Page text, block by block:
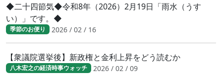
◆二十四節気◆令和8年（2026）2月19日「雨水（うす
い）」です。◆
季節のお便り 2026 / 02 / 16
【衆議院選挙後】新政権と金利上昇をどう読むか
八木宏之の経済時事ウォッチ 2026 / 02 / 09